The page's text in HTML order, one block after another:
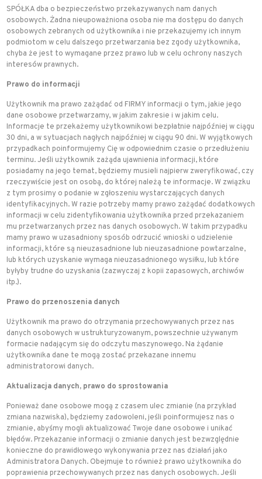
SPÓŁKA dba o bezpieczeństwo przekazywanych nam danych
osobowych. Żadna nieupoważniona osoba nie ma dostępu do danych
osobowych zebranych od użytkownika i nie przekazujemy ich innym
podmiotom w celu dalszego przetwarzania bez zgody użytkownika,
chyba że jest to wymagane przez prawo lub w celu ochrony naszych
interesów prawnych.
Prawo do informacji
Użytkownik ma prawo zażądać od FIRMY informacji o tym, jakie jego
dane osobowe przetwarzamy, w jakim zakresie i w jakim celu.
Informacje te przekażemy użytkownikowi bezpłatnie najpóźniej w ciągu
30 dni, a w sytuacjach nagłych najpóźniej w ciągu 90 dni. W wyjątkowych
przypadkach poinformujemy Cię w odpowiednim czasie o przedłużeniu
terminu. Jeśli użytkownik zażąda ujawnienia informacji, które
posiadamy na jego temat, będziemy musieli najpierw zweryfikować, czy
rzeczywiście jest on osobą, do której należą te informacje. W związku
z tym prosimy o podanie w zgłoszeniu wystarczających danych
identyfikacyjnych. W razie potrzeby mamy prawo zażądać dodatkowych
informacji w celu zidentyfikowania użytkownika przed przekazaniem
mu przetwarzanych przez nas danych osobowych. W takim przypadku
mamy prawo w uzasadniony sposób odrzucić wnioski o udzielenie
informacji, które są nieuzasadnione lub nieuzasadnione powtarzalne,
lub których uzyskanie wymaga nieuzasadnionego wysiłku, lub które
byłyby trudne do uzyskania (zazwyczaj z kopii zapasowych, archiwów
itp.).
Prawo do przenoszenia danych
Użytkownik ma prawo do otrzymania przechowywanych przez nas
danych osobowych w ustrukturyzowanym, powszechnie używanym
formacie nadającym się do odczytu maszynowego. Na żądanie
użytkownika dane te mogą zostać przekazane innemu
administratorowi danych.
Aktualizacja danych, prawo do sprostowania
Ponieważ dane osobowe mogą z czasem ulec zmianie (na przykład
zmiana nazwiska), będziemy zadowoleni, jeśli poinformujesz nas o
zmianie, abyśmy mogli aktualizować Twoje dane osobowe i unikać
błędów. Przekazanie informacji o zmianie danych jest bezwzględnie
konieczne do prawidłowego wykonywania przez nas działań jako
Administratora Danych. Obejmuje to również prawo użytkownika do
poprawienia przechowywanych przez nas danych osobowych. Jeśli